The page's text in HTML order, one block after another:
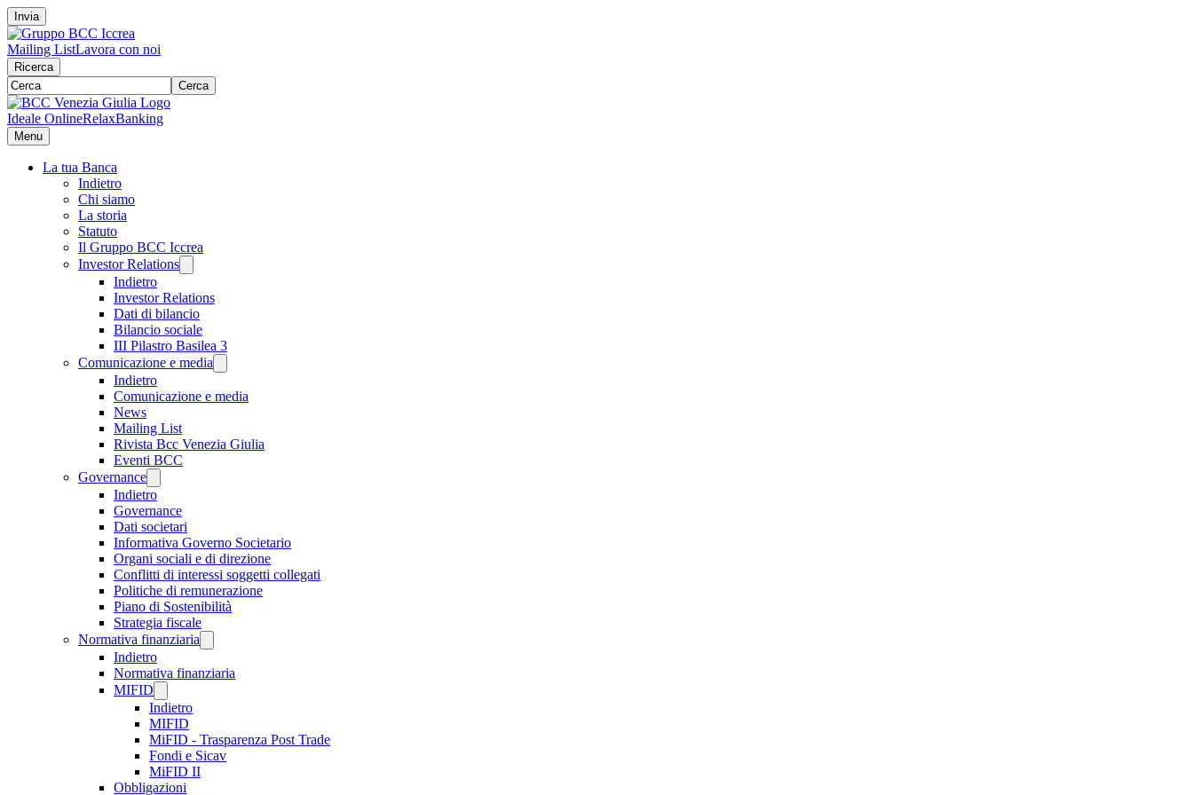
Invia
Mailing ListLavora con noi
Ricerca
Cerca
Ideale OnlineRelaxBanking
Menu
La tua Banca
Indietro
Chi siamo
La storia
Statuto
Il Gruppo BCC Iccrea
Investor Relations
Indietro
Investor Relations
Dati di bilancio
Bilancio sociale
III Pilastro Basilea 3
Comunicazione e media
Indietro
Comunicazione e media
News
Mailing List
Rivista Bcc Venezia Giulia
Eventi BCC
Governance
Indietro
Governance
Dati societari
Informativa Governo Societario
Organi sociali e di direzione
Conflitti di interessi soggetti collegati
Politiche di remunerazione
Piano di Sostenibilità
Strategia fiscale
Normativa finanziaria
Indietro
Normativa finanziaria
MIFID
Indietro
MIFID
MiFID - Trasparenza Post Trade
Fondi e Sicav
MiFID II
Obbligazioni